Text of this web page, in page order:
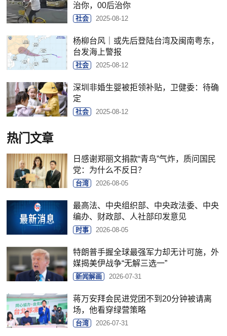
治你，00后治你
社会 2025-08-12
杨柳台风｜或先后登陆台湾及闽南粤东，
台发海上警报
社会 2025-08-12
深圳非婚生婴被拒领补贴，卫健委：待确
定
社会 2025-08-12
热门文章
日感谢郑丽文捐款“青鸟”气炸，质问国民
党：为什么不反日？
台湾 2026-08-05
最高法、中央组织部、中央政法委、中央
编办、财政部、人社部印发意见
时事 2026-08-05
特朗普手握全球最强军力却无计可施，外
媒揭美伊战争“无解三选一”
新闻解画 2026-07-31
蒋万安拜会民进党团不到20分钟被请离
场，他看穿绿营策略
台湾 2026-07-31